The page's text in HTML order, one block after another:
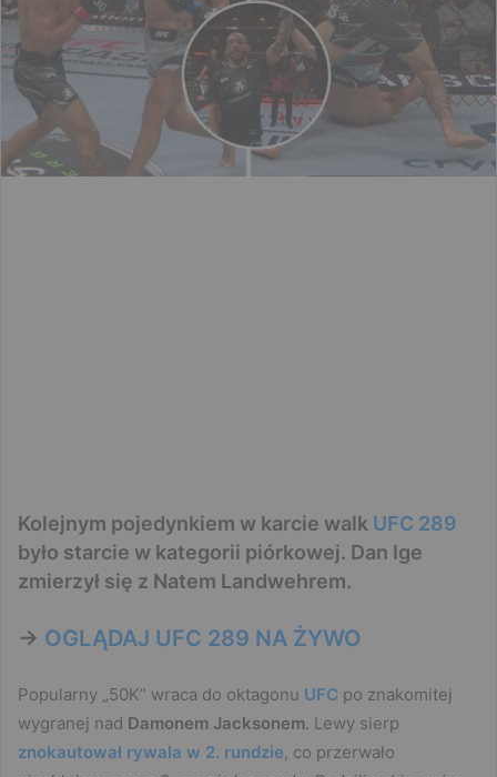
Kolejnym pojedynkiem w karcie walk UFC 289
było starcie w kategorii piórkowej. Dan Ige
zmierzył się z Natem Landwehrem.
-> OGLĄDAJ UFC 289 NA ŻYWO
Popularny „50K” wraca do oktagonu UFC po znakomitej
wygranej nad Damonem Jacksonem. Lewy sierp
znokautował rywala w 2. rundzie, co przerwało